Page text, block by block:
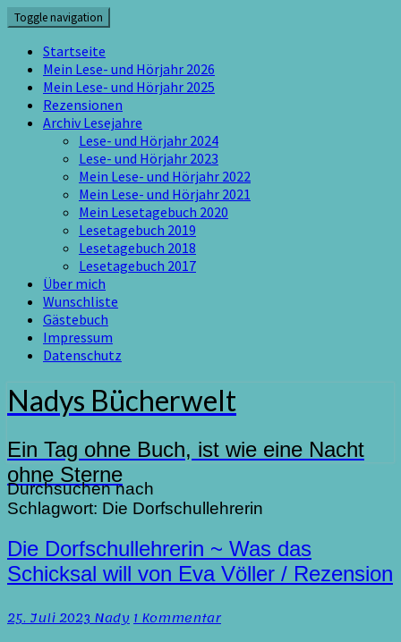
Skip
to
content
Toggle navigation
Startseite
Mein Lese- und Hörjahr 2026
Mein Lese- und Hörjahr 2025
Rezensionen
Archiv Lesejahre
Lese- und Hörjahr 2024
Lese- und Hörjahr 2023
Mein Lese- und Hörjahr 2022
Mein Lese- und Hörjahr 2021
Mein Lesetagebuch 2020
Lesetagebuch 2019
Lesetagebuch 2018
Lesetagebuch 2017
Über mich
Wunschliste
Gästebuch
Impressum
Datenschutz
Nadys Bücherwelt
Ein Tag ohne Buch, ist wie eine Nacht
ohne Sterne
Durchsuchen nach
Schlagwort: Die Dorfschullehrerin
Die
Dorfschullehrerin
~
das
Die Dorfschullehrerin ~ Was das
Schicksal will von Eva Völler / Rezension
25. Juli 2023NadyKommentare
1 Kommentar